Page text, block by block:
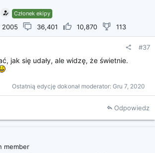
Członek ekipy
2005 36,401 10,870 113
#37
jak się udały, ale widzę, że świetnie.
Ostatnią edycję dokonał moderator: Gru 7, 2020
Odpowiedz
member